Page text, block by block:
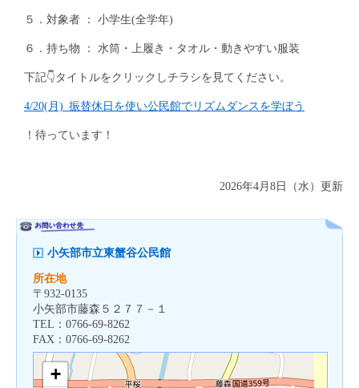
５．対象者 ： 小学生(全学年)
６．持ち物 ： 水筒・上履き・タオル・動きやすい服装
下記👇タイトルをクリックしチラシを見てください。
4/20(月)_振替休日を使い公民館でリズムダンスを学ぼう
！待っています！
2026年4月8日（水）更新
小矢部市立東蟹谷公民館
所在地
〒 932-0135
小矢部市藤森５２７７－１
TEL： 0766-69-8262
FAX： 0766-69-8262
+